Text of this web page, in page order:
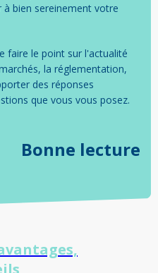
bien sereinement votre
faire le point sur l'actualité
la réglementation,
des réponses
que vous vous posez.
Bonne lecture